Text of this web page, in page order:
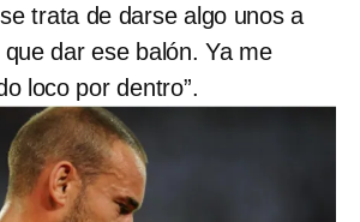
trata de darse algo unos a
dar ese balón. Ya me
loco por dentro”.